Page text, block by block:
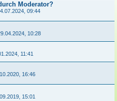
Moderator?
09:44
10:28
11:41
16:46
15:01